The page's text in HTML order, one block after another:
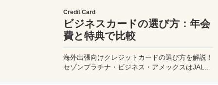
Credit Card
ビジネスカードの選び方：年会
費と特典で比較
海外出張向けクレジットカードの選び方を解説！
セゾンプラチナ・ビジネス・アメックスはJALマ